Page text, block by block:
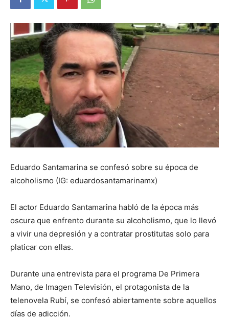
Eduardo Santamarina se confesó sobre su época de
alcoholismo (IG: eduardosantamarinamx)
El actor Eduardo Santamarina habló de la época más
oscura que enfrento durante su alcoholismo, que lo llevó
a vivir una depresión y a contratar prostitutas solo para
platicar con ellas.
Durante una entrevista para el programa De Primera
Mano, de Imagen Televisión, el protagonista de la
telenovela Rubí, se confesó abiertamente sobre aquellos
días de adicción.